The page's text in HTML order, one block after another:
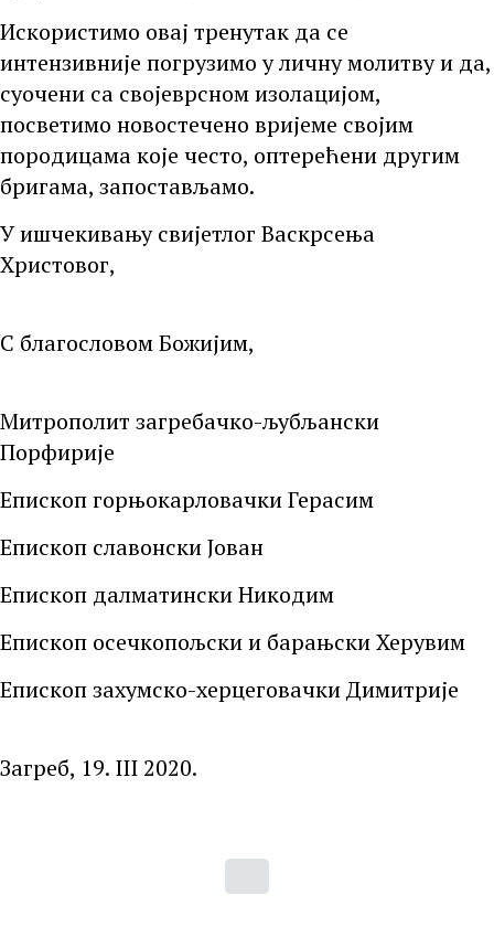
Искористимо овај тренутак да се
интензивније погрузимо у личну молитву и да,
суочени са својеврсном изолацијом,
посветимо новостечено вријеме својим
породицама које често, оптерећени другим
бригама, запостављамо.
У ишчекивању свијетлог Васкрсења
Христовог,
С благословом Божијим,
Митрополит загребачко-љубљански
Порфирије
Епископ горњокарловачки Герасим
Епископ славонски Јован
Епископ далматински Никодим
Епископ осечкопољски и барањски Херувим
Епископ захумско-херцеговачки Димитрије
Загреб, 19. III 2020.